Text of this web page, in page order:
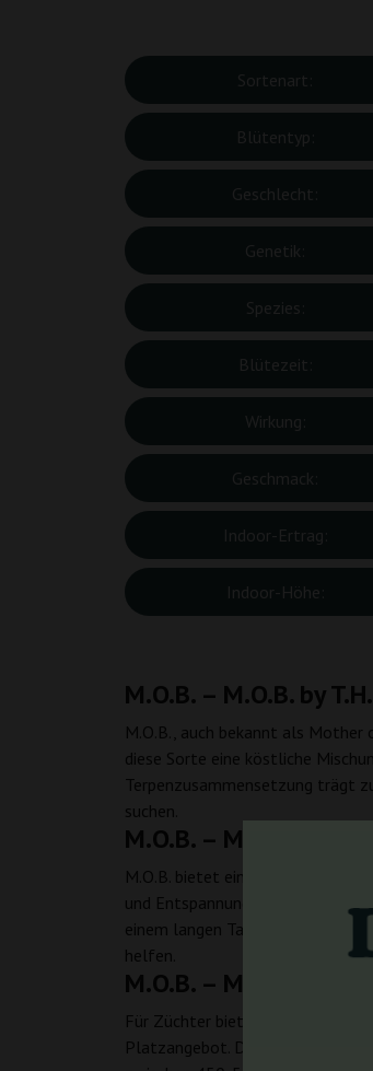
Sortenart:
Blütentyp:
Geschlecht:
Genetik:
Spezies:
Blütezeit:
Wirkung:
Geschmack:
Indoor-Ertrag:
Indoor-Höhe:
M.O.B. – M.O.B. by
M.O.B., auch bekannt als
diese Sorte eine köstliche
Terpenzusammensetzung trägt
suchen.
M.O.B. – M.O.B. by
M.O.B. bietet ein kraftvolles und
und Entspannung. Die Indica-
einem langen Tag eignet. Ihre
helfen.
M.O.B. – M.O.B. by
Für Züchter bietet M.O.B.
Platzangebot. Die Sorte